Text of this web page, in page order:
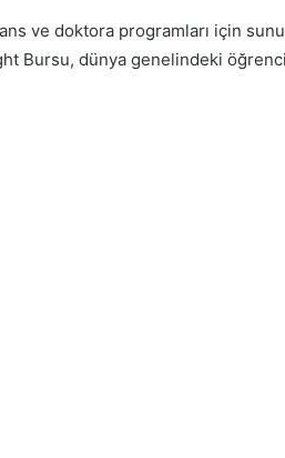
ve doktora programları için
Bursu, dünya genelindeki